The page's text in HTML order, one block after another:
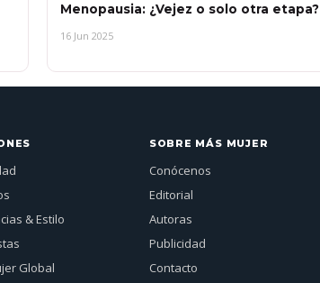
Menopausia: ¿Vejez o solo otra etapa?
16 Jun 2025
& Estilo
Global
SOBRE MÁS MUJER
Conócenos
Editorial
Autoras
Publicidad
Contacto